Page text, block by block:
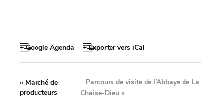
+ Google Agenda + Exporter vers iCal
« Marché de
producteurs
Parcours de visite de l’Abbaye de La
Chaise-Dieu »